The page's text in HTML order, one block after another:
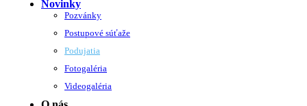
Novinky
Pozvánky
Postupové súťaže
Podujatia
Fotogaléria
Videogaléria